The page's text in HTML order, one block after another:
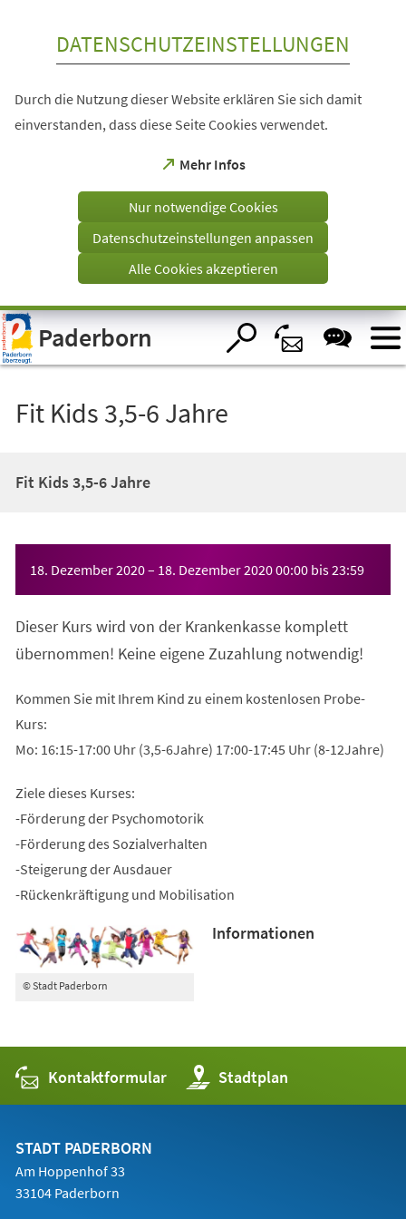
Visuelle
Assistenzsoftware
öffnen.
DATENSCHUTZEINSTELLUNGEN
Durch die Nutzung dieser Website erklären Sie sich damit
einverstanden, dass diese Seite Cookies verwendet.
Mehr Infos
(Öffnet
einem
Tab)
Nur notwendige Cookies
Datenschutzeinstellungen anpassen
Alle Cookies akzeptieren
Paderborn
Fit Kids 3,5-6 Jahre
Fit Kids 3,5-6 Jahre
18. Dezember 2020– 18. Dezember 202000:00 bis23:59
Dieser Kurs wird von der Krankenkasse komplett
übernommen! Keine eigene Zuzahlung notwendig!
Kommen Sie mit Ihrem Kind zu einem kostenlosen Probe-
Kurs:
Mo: 16:15-17:00 Uhr (3,5-6Jahre) 17:00-17:45 Uhr (8-12Jahre)
Ziele dieses Kurses:
-Förderung der Psychomotorik
-Förderung des Sozialverhalten
-Steigerung der Ausdauer
-Rückenkräftigung und Mobilisation
© Stadt Paderborn
Informationen
Kontaktformular Stadtplan
(Öffnet
in
einem
STADT PADERBORN
Am Hoppenhof 33
33104 Paderborn